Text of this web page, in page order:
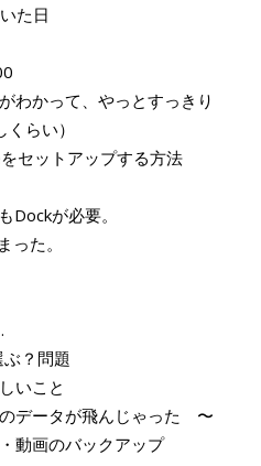
た日
わかって、やっとすっきり
らい）
セットアップする方法
Dockが必要。
た。
？問題
いこと
のデータが飛んじゃった 〜
動画のバックアップ